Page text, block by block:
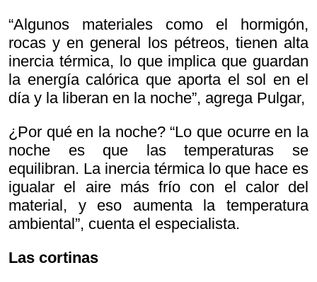
“Algunos materiales como el hormigón,
rocas y en general los pétreos, tienen alta
inercia térmica, lo que implica que guardan
la energía calórica que aporta el sol en el
día y la liberan en la noche”, agrega Pulgar,
¿Por qué en la noche? “Lo que ocurre en la
noche es que las temperaturas se
equilibran. La inercia térmica lo que hace es
igualar el aire más frío con el calor del
material, y eso aumenta la temperatura
ambiental”, cuenta el especialista.
Las cortinas